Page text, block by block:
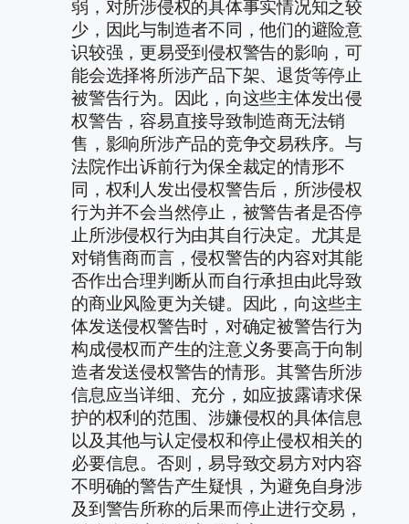
弱，对所涉侵权的具体事实情况知之较
少，因此与制造者不同，他们的避险意
识较强，更易受到侵权警告的影响，可
能会选择将所涉产品下架、退货等停止
被警告行为。因此，向这些主体发出侵
权警告，容易直接导致制造商无法销
售，影响所涉产品的竞争交易秩序。与
法院作出诉前行为保全裁定的情形不
同，权利人发出侵权警告后，所涉侵权
行为并不会当然停止，被警告者是否停
止所涉侵权行为由其自行决定。尤其是
对销售商而言，侵权警告的内容对其能
否作出合理判断从而自行承担由此导致
的商业风险更为关键。因此，向这些主
体发送侵权警告时，对确定被警告行为
构成侵权而产生的注意义务要高于向制
造者发送侵权警告的情形。其警告所涉
信息应当详细、充分，如应披露请求保
护的权利的范围、涉嫌侵权的具体信息
以及其他与认定侵权和停止侵权相关的
必要信息。否则，易导致交易方对内容
不明确的警告产生疑惧，为避免自身涉
及到警告所称的后果而停止进行交易，